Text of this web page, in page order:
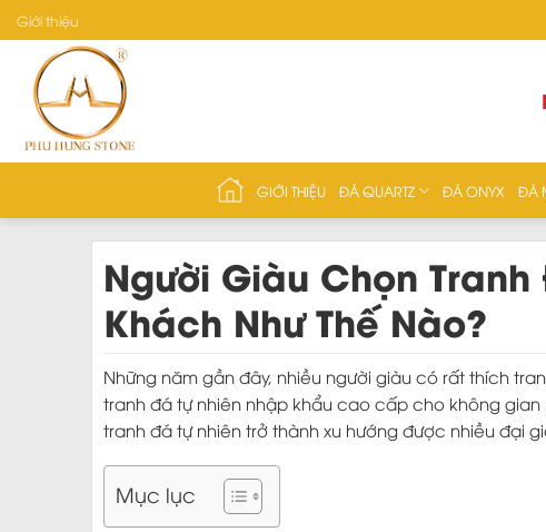
Skip
to
content
Giới thiệu
GIỚI THIỆU ĐÁ QUARTZ ĐÁ ONYX ĐÁ
Người Giàu Chọn
Khách Như Thế Nào?
Những năm gần đây, nhiều người giàu có rất thích
tranh đá tự nhiên nhập khẩu cao cấp cho không
tranh đá tự nhiên trở thành xu hướng được nhiều đại
Mục lục